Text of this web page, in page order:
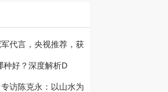
代言，央视推荐，获
种好？深度解析D
专访陈克永：以山水为